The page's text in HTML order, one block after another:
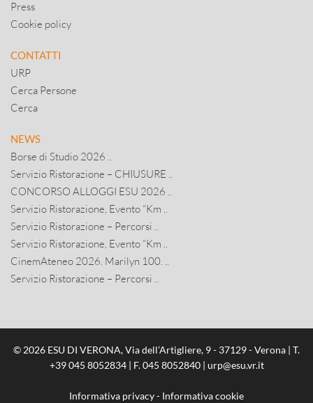
Press
Cookie policy
CONTATTI
URP
Cerca Persone
Cerca
NEWS
Borse di Studio 2026 ..
Servizio Ristorazione – CHIUSURE ..
CONCORSO ALLOGGI ESU 2026 ..
Servizio Ristorazione, Evento “Km ..
Servizio Ristorazione – Percorsi ..
Servizio Ristorazione, Evento “Km ..
CinemAteneo 2026. Marilyn 100. ..
Servizio Ristorazione – Percorsi ..
© 2026 ESU DI VERONA, Via dell’Artigliere, 9 - 37129 - Verona | T.
+39 045 8052834| F. 045 8052840 | urp@esu.vr.it
Informativa privacy- Informativa cookie